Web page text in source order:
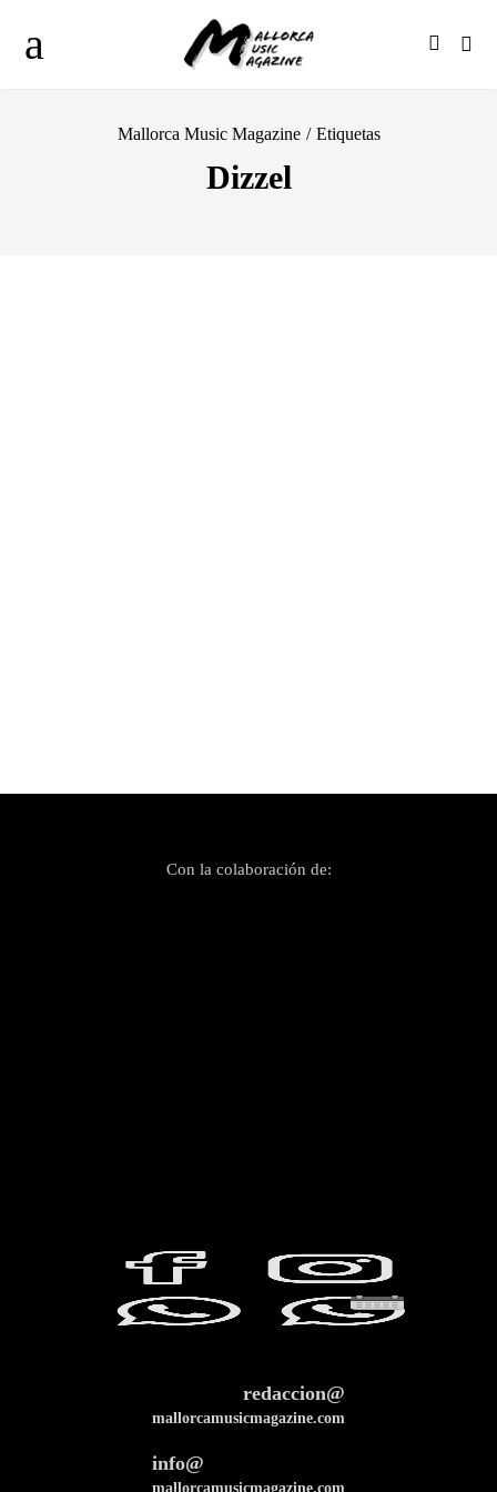
Mallorca Music Magazine / Etiquetas
Dizzel
Con la colaboración de:
redaccion@
mallorcamusicmagazine.com
info@
mallorcamusicmagazine.com